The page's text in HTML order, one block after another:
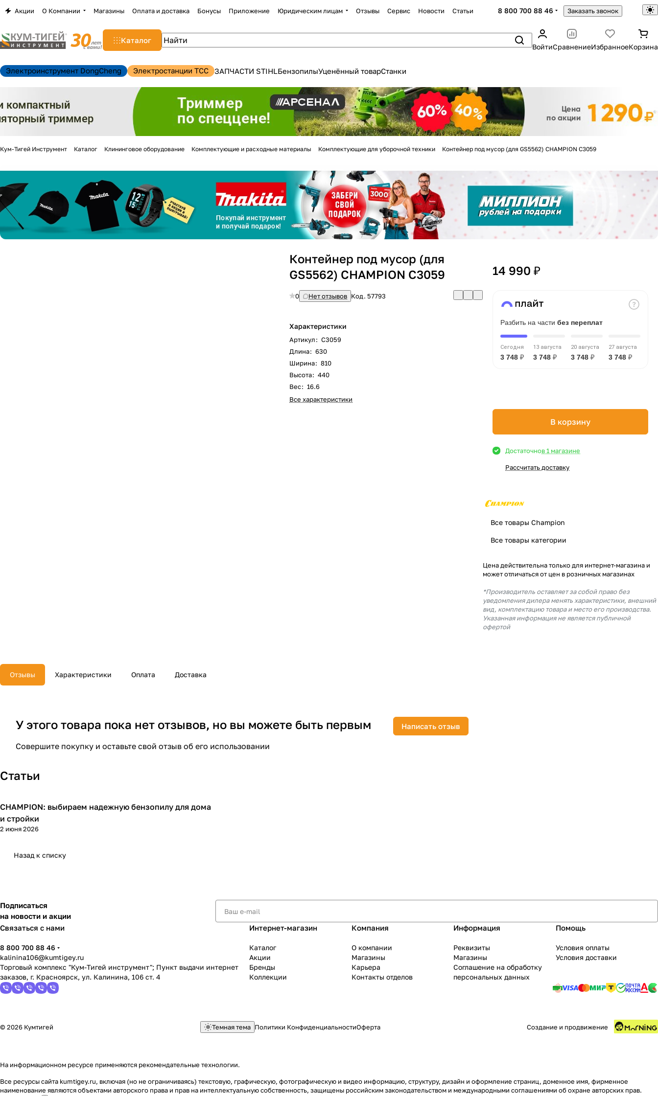
Акции О Компании Магазины Оплата и доставка Бонусы Приложение Юридическим лицам Отзывы Сервис Новости Статьи 8 800 700 88 46 Заказать звонок
Каталог
ВойтиСравнениеИзбранноеКорзина
Электроинструмент DongCheng Электростанции TCC ЗАПЧАСТИ STIHLБензопилыУценённый товарСтанки
Кум-Тигей Инструмент Каталог Клининговое оборудование Комплектующие и расходные материалы Комплектующие для уборочной техники Контейнер под мусор (для GS5562) CHAMPION C3059
Контейнер под мусор (для
GS5562) CHAMPION C3059
0 Нет отзывов Код. 57793
Характеристики
Артикул: C3059
Длина: 630
Ширина: 810
Высота: 440
Вес: 16.6
Все характеристики
14 990 ₽
Разбить на части без переплат
Сегодня
3 748 ₽
13 августа
3 748 ₽
20 августа
3 748 ₽
27 августа
3 748 ₽
В корзину
Достаточнов 1 магазине
Рассчитать доставку
Все товары Champion
Все товары категории
Цена действительна только для интернет-магазина и
может отличаться от цен в розничных магазинах
*Производитель оставляет за собой право без
уведомления дилера менять характеристики, внешний
вид, комплектацию товара и место его производства.
Указанная информация не является публичной
офертой
Отзывы Характеристики Оплата Доставка
У этого товара пока нет отзывов, но вы можете быть первым
Совершите покупку и оставьте свой отзыв об его использовании
Написать отзыв
Статьи
Пилы
CHAMPION: выбираем надежную бензопилу для дома
и стройки
2 июня 2026
Назад к списку
Подписаться
на новости и акции
Связаться с нами
8 800 700 88 46
kalinina106@kumtigey.ru
Торговый комплекс "Кум-Тигей инструмент"; Пункт выдачи интернет
заказов, г. Красноярск, ул. Калинина, 106 ст. 4
Интернет-магазин
Каталог
Акции
Бренды
Коллекции
Компания
О компании
Магазины
Карьера
Контакты отделов
Информация
Реквизиты
Магазины
Соглашение на обработку
персональных данных
Помощь
Условия оплаты
Условия доставки
© 2026 Кумтигей Темная тема Политики КонфиденциальностиОферта Создание и продвижение
На информационном ресурсе применяются рекомендательные технологии.
Все ресурсы сайта kumtigey.ru, включая (но не ограничиваясь) текстовую, графическую, фотографическую и видео информацию, структуру, дизайн и оформление страниц, доменное имя, фирменное
наименование являются объектами авторского права и прав на интеллектуальную собственность, защищены российским законодательством и международными соглашениями об охране авторских прав.
Для клиентов всех банков
на частибез переплат
График платежей
Оплачивайте сегодня только
% картой любого банка
Получайте товарвыбранный способом
раз в 2 недели